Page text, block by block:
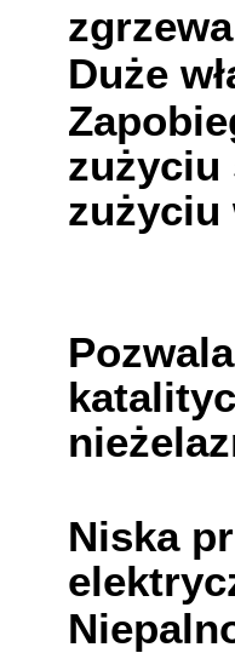
Duże
zużyciu
Niska